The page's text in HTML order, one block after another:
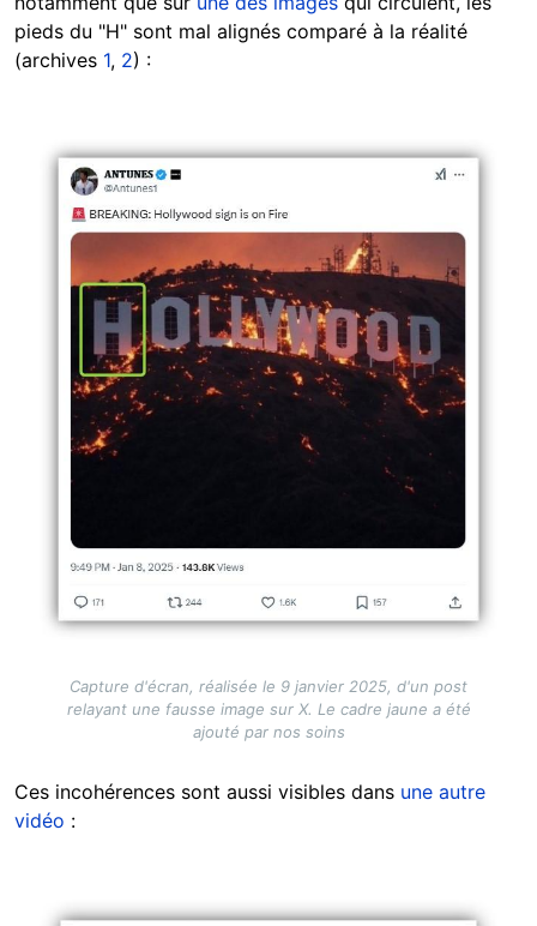
pieds du "H" sont mal alignés comparé à la réalité
(archives 1, 2) :
Image
Capture d'écran, réalisée le 9 janvier 2025, d'un post
relayant une fausse image sur X. Le cadre jaune a été
ajouté par nos soins
Ces incohérences sont aussi visibles dans une autre
vidéo :
Image